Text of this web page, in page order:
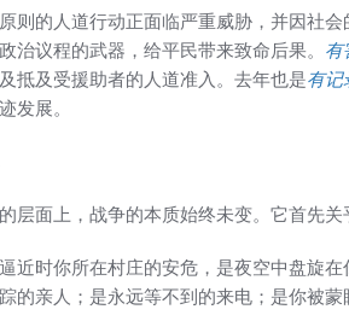
则的人道行动正面临严重威胁，并因社会
治议程的武器，给平民带来致命后果。 有
抵及受援助者的人道准入。去年也是有记
发展。
层面上，战争的本质始终未变。它首先关
近时你所在村庄的安危，是夜空中盘旋
的亲人；是永远等不到的来电；是你被蒙